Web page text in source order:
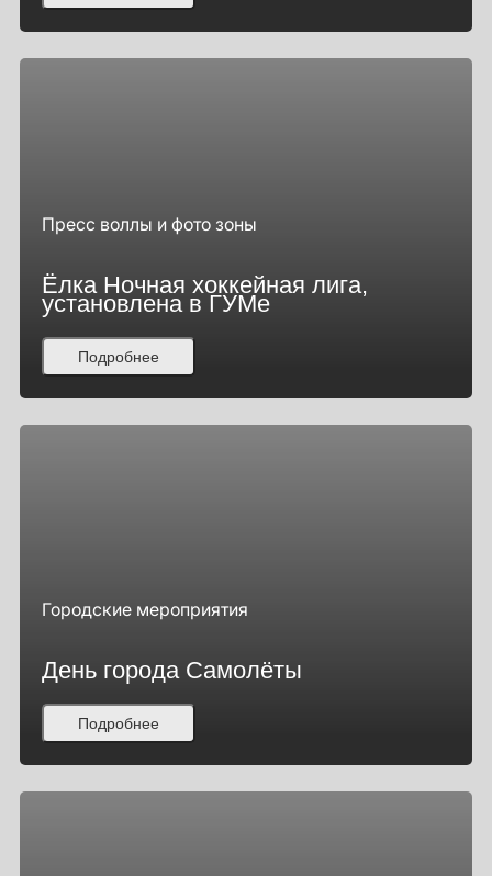
Пресс воллы и фото зоны
Ёлка Ночная хоккейная лига,
установлена в ГУМе
Подробнее
Городские мероприятия
День города Самолёты
Подробнее